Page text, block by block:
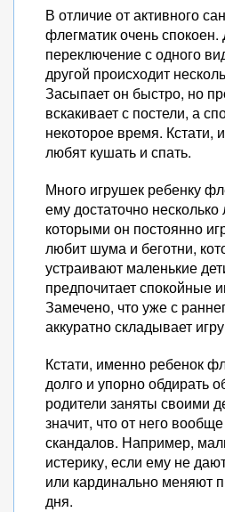
В отличие от активного
флегматик очень
переключение с одного
другой происходит
Засыпает он быстро, но
вскакивает с постели, а
некоторое время. Кстати,
любят кушать и спать.
Много игрушек ребенку
ему достаточно
которыми он постоянно
любит шума и беготни,
устраивают маленькие
предпочитает спокойные
Замечено, что уже с
аккуратно складывает
Кстати, именно ребенок
долго и упорно обдирать
родители заняты своими
значит, что от него
скандалов. Например,
истерику, если ему не
или кардинально меняют
дня.